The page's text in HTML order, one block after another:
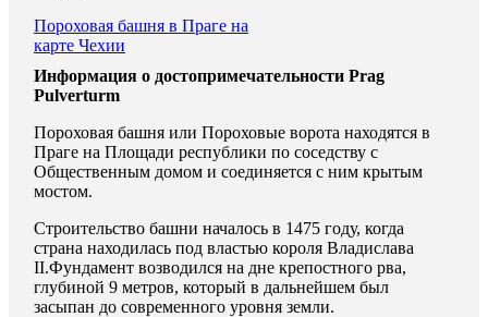
Пороховая башня в Праге на
карте Чехии
Информация о достопримечательности Prag
Pulverturm
Пороховая башня или Пороховые ворота находятся в
Праге на Площади республики по соседству с
Общественным домом и соединяется с ним крытым
мостом.
Строительство башни началось в 1475 году, когда
страна находилась под властью короля Владислава
II.Фундамент возводился на дне крепостного рва,
глубиной 9 метров, который в дальнейшем был
засыпан до современного уровня земли.